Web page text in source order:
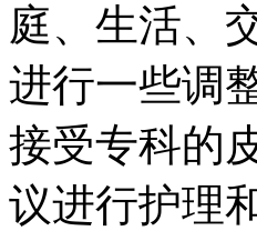
庭、生活、
进行一些调
接受专科的
议进行护理